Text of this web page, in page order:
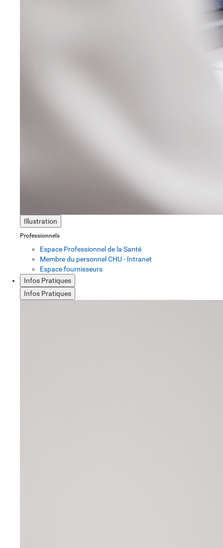
Illustration
Professionnels
Espace Professionnel de la Santé
Membre du personnel CHU - Intranet
Espace fournisseurs
Infos Pratiques
Infos Pratiques